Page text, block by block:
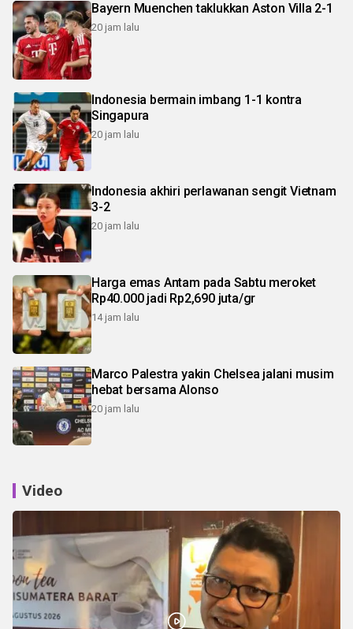
Bayern Muenchen taklukkan Aston Villa 2-1
20 jam lalu
Indonesia bermain imbang 1-1 kontra
Singapura
20 jam lalu
Indonesia akhiri perlawanan sengit Vietnam
3-2
20 jam lalu
Harga emas Antam pada Sabtu meroket
Rp40.000 jadi Rp2,690 juta/gr
14 jam lalu
Marco Palestra yakin Chelsea jalani musim
hebat bersama Alonso
20 jam lalu
Video